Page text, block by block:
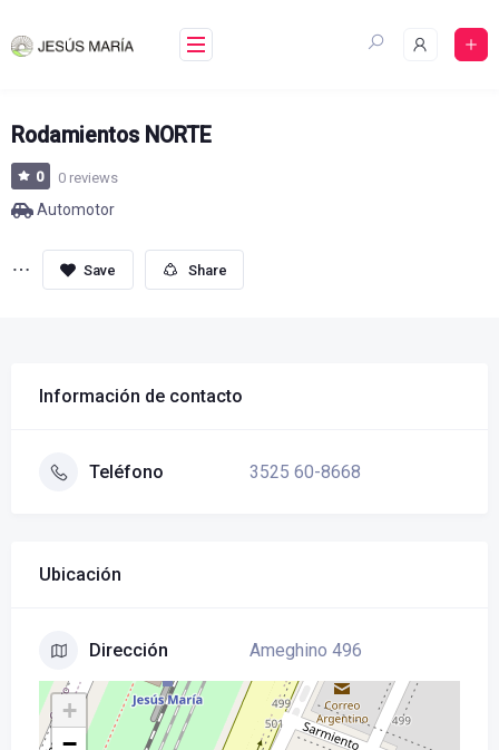
to
Rodamientos NORTE
0 0 reviews
Automotor
Share
Información de contacto
Teléfono 3525 60-8668
Ubicación
Dirección Ameghino 496
+
−